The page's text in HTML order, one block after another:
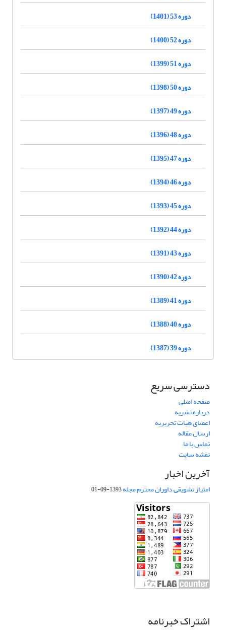
دوره 53 (1401)
دوره 52 (1400)
دوره 51 (1399)
دوره 50 (1398)
دوره 49 (1397)
دوره 48 (1396)
دوره 47 (1395)
دوره 46 (1394)
دوره 45 (1393)
دوره 44 (1392)
دوره 43 (1391)
دوره 42 (1390)
دوره 41 (1389)
دوره 40 (1388)
دوره 39 (1387)
دسترسی سریع
صفحه اصلی
درباره نشریه
اعضای هیات تحریریه
ارسال مقاله
تماس با ما
نقشه سایت
آخرین اخبار
امتیاز تشویقی داوران محترم مجله1393-09-01
اشتراک خبرنامه